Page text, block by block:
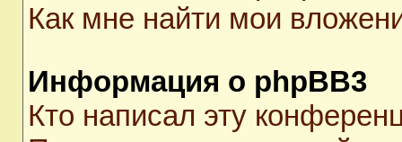
Как мне найти мои
Информация о phpBB3
Кто написал эту